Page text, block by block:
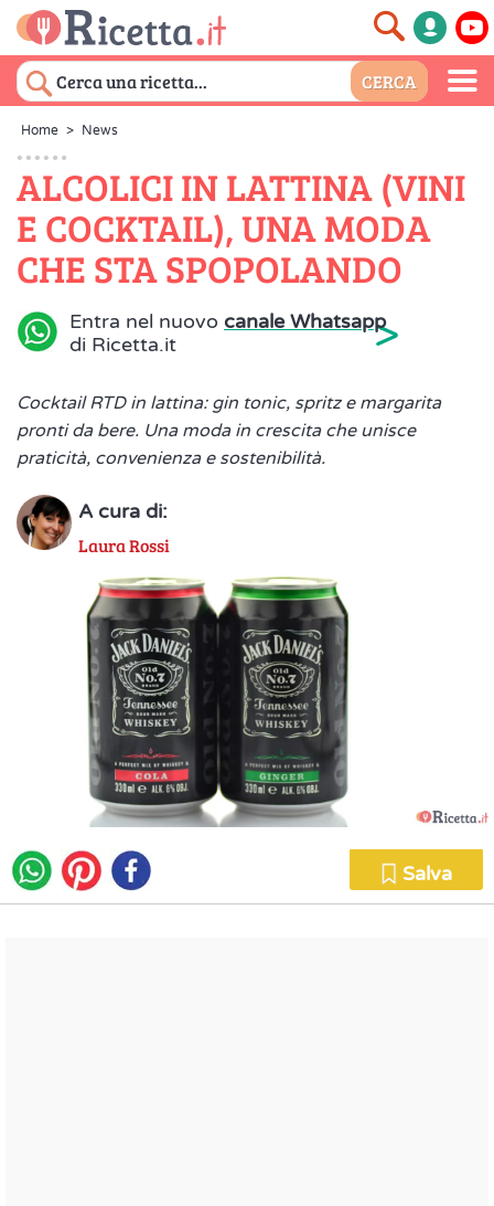
Home > News
ALCOLICI IN LATTINA (VINI
E COCKTAIL), UNA MODA
CHE STA SPOPOLANDO
Entra nel nuovo canale Whatsapp
di Ricetta.it
>
Cocktail RTD in lattina: gin tonic, spritz e margarita
pronti da bere. Una moda in crescita che unisce
praticità, convenienza e sostenibilità.
A cura di:
Laura Rossi
Salva